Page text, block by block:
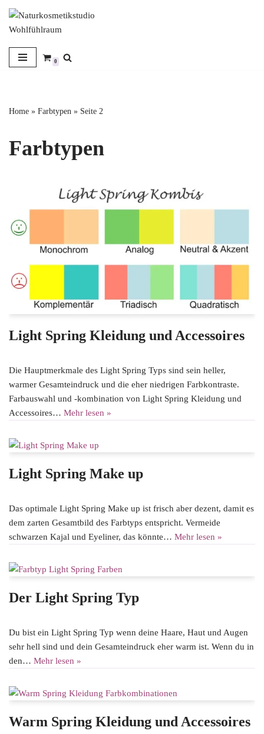
Zum
Inhalt
springen
0
Home » Farbtypen » Seite 2
Farbtypen
Light Spring Kleidung und Accessoires
Die Hauptmerkmale des Light Spring Typs sind sein heller,
warmer Gesamteindruck und die eher niedrigen Farbkontraste.
Farbauswahl und -kombination von Light Spring Kleidung und
Accessoires… Mehr lesen »
Light Spring Make up
Das optimale Light Spring Make up ist frisch aber dezent, damit es
dem zarten Gesamtbild des Farbtyps entspricht. Vermeide
schwarzen Kajal und Eyeliner, das könnte… Mehr lesen »
Der Light Spring Typ
Du bist ein Light Spring Typ wenn deine Haare, Haut und Augen
sehr hell sind und dein Gesamteindruck eher warm ist. Wenn du in
den… Mehr lesen »
Warm Spring Kleidung und Accessoires